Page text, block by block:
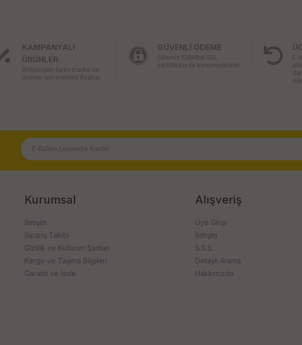
KAMPANYALI
ÜRÜNLER
Birbirinden farklı marka ve
ürünler için indirimli fiyatlar
GÜVENLİ ÖDEME
Sİtemiz 128Mbit SSL
sertifikası ile korunmaktadır
E-
Kurumsal
İletişim
Sipariş Takibi
Gizlilik ve Kullanım Şartları
Kargo ve Taşıma Bilgileri
Garanti ve İade
Alışveriş
Üye Girişi
İletişim
S.S.S.
Detaylı Arama
Hakkımızda